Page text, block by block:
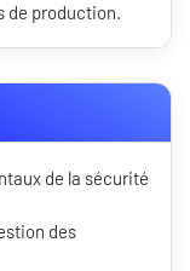
de production.
de la sécurité
des